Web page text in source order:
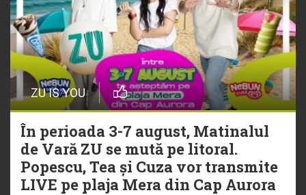
ZU IS YOU
În perioada 3-7 august, Matinalul
de Vară ZU se mută pe litoral.
Popescu, Tea și Cuza vor transmite
LIVE pe plaja Mera din Cap Aurora